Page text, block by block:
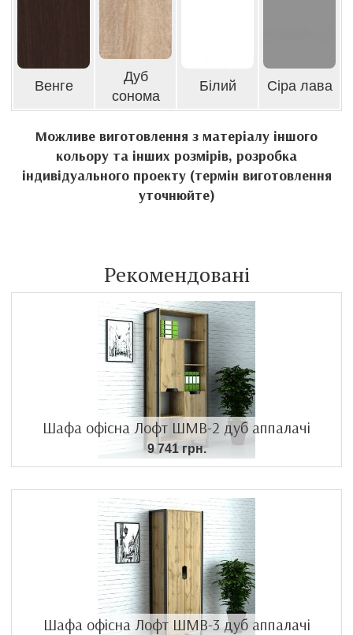
Венге
Дуб
сонома
Білий Сіра лава
Можливе виготовлення з матеріалу іншого
кольору та інших розмірів, розробка
індивідуального проекту (термін виготовлення
уточнюйте)
Рекомендовані
Шафа офісна Лофт ШМВ-2 дуб аппалачі
9 741 грн.
Шафа офісна Лофт ШМВ-3 дуб аппалачі